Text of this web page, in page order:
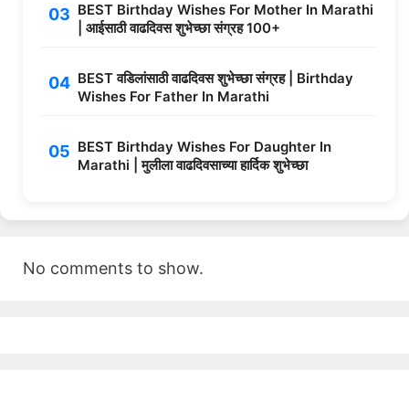
BEST Birthday Wishes For Mother In Marathi
| आईसाठी वाढदिवस शुभेच्छा संग्रह 100+
BEST वडिलांसाठी वाढदिवस शुभेच्छा संग्रह | Birthday
Wishes For Father In Marathi
BEST Birthday Wishes For Daughter In
Marathi | मुलीला वाढदिवसाच्या हार्दिक शुभेच्छा
No comments to show.